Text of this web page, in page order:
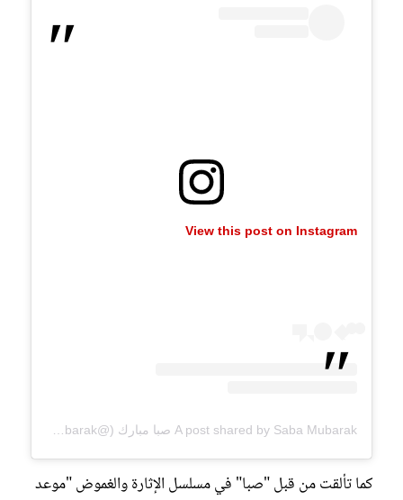
View this post on Instagram
كما تألقت من قبل "صبا" في مسلسل الإثارة والغموض "موعد